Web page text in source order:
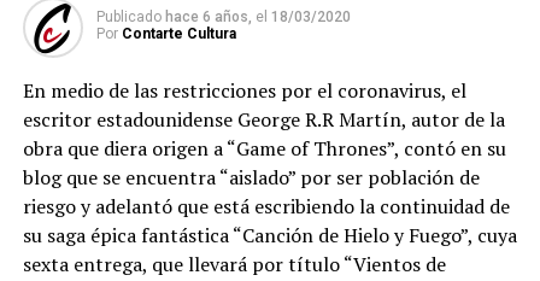
Publicado hace 6 años, el 18/03/2020
Por Contarte Cultura
En medio de las restricciones por el coronavirus, el
escritor estadounidense George R.R Martín, autor de la
obra que diera origen a “Game of Thrones”, contó en su
blog que se encuentra “aislado” por ser población de
riesgo y adelantó que está escribiendo la continuidad de
su saga épica fantástica “Canción de Hielo y Fuego”, cuya
sexta entrega, que llevará por título “Vientos de